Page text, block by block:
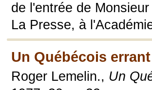
de l'entrée de
La Presse, à
Un Québécois
Roger Lemelin., Un